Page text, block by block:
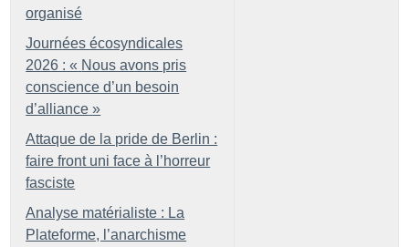
organisé
Journées écosyndicales
2026 : « Nous avons pris
conscience d’un besoin
d’alliance »
Attaque de la pride de Berlin :
faire front uni face à l’horreur
fasciste
Analyse matérialiste : La
Plateforme, l’anarchisme